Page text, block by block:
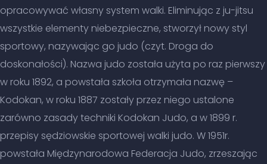
opracowywać własny system walki. Eliminując z ju-jitsu
wszystkie elementy niebezpieczne, stworzył nowy styl
sportowy, nazywając go judo (czyt. Droga do
doskonałości). Nazwa judo została użyta po raz pierwszy
w roku 1892, a powstała szkoła otrzymała nazwę –
Kodokan, w roku 1887 zostały przez niego ustalone
zarówno zasady techniki Kodokan Judo, a w 1899 r.
przepisy sędziowskie sportowej walki judo. W 1951r.
powstała Międzynarodowa Federacja Judo, zrzeszając